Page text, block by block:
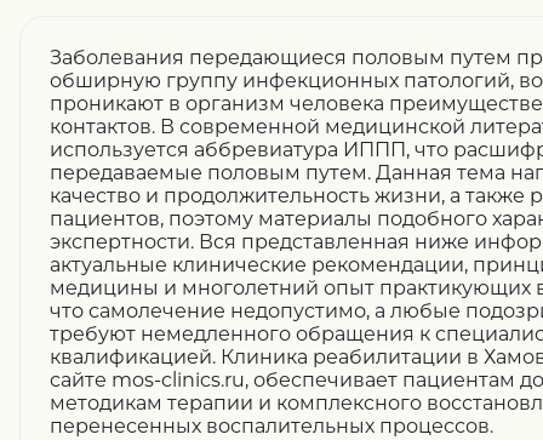
Заболевания передающиеся половым путем
обширную группу инфекционных патологий,
проникают в организм человека
контактов. В современной медицинской
используется аббревиатура ИППП, что
передаваемые половым путем. Данная тема
качество и продолжительность жизни, а также
пациентов, поэтому материалы подобного
экспертности. Вся представленная ниже
актуальные клинические рекомендации,
медицины и многолетний опыт практикующих
что самолечение недопустимо, а любые
требуют немедленного обращения к
квалификацией. Клиника реабилитации в
сайте mos-clinics.ru, обеспечивает пациентам
методикам терапии и комплексного
перенесенных воспалительных процессов.